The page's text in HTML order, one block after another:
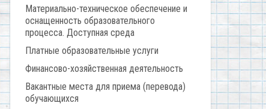
Материально-техническое обеспечение и
оснащенность образовательного
процесса. Доступная среда
Платные образовательные услуги
Финансово-хозяйственная деятельность
Вакантные места для приема (перевода)
обучающихся